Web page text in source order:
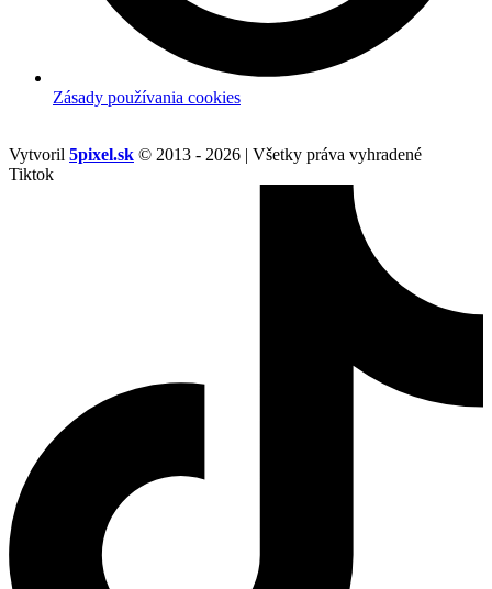
Zásady používania cookies
Vytvoril 5pixel.sk © 2013 - 2026 | Všetky práva vyhradené
Tiktok